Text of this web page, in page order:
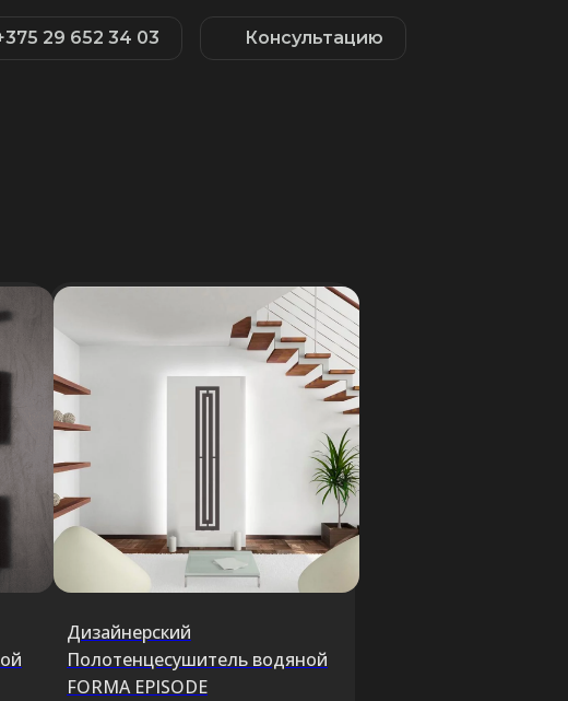
Консультацию
29 652 34 03
Дизайнерский
Полотенцесушитель водяной
FORMA EPISODE